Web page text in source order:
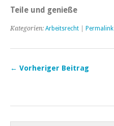
Teile und genieße
Kategorien: Arbeitsrecht Permalink
← Vorheriger Beitrag